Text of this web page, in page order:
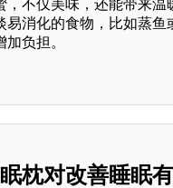
，不仅美味，还能带来
易消化的食物，比如蒸
负担。
枕对改善睡眠